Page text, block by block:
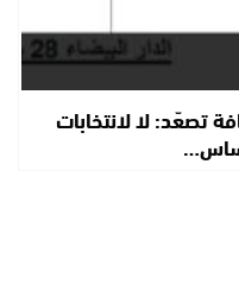
تصعّد: لا لانتخابات